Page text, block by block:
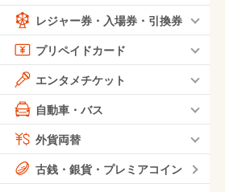
レジャー券・入場券・引換券
プリペイドカード
エンタメチケット
自動車・バス
外貨両替
古銭・銀貨・プレミアコイン